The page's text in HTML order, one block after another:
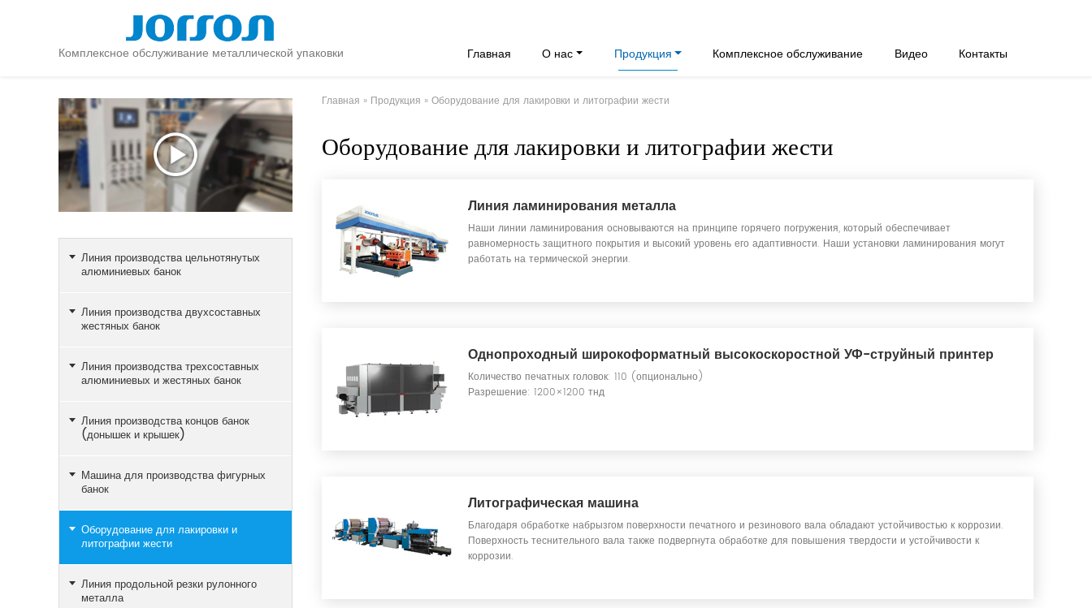
Комплексное обслуживание металлической упаковки Главная О нас Продукция Комплексное обслуживание Видео Контакты
Линия производства цельнотянутых
алюминиевых банок
Линия производства двухсоставных
жестяных банок
Линия производства трехсоставных
алюминиевых и жестяных банок
Линия производства концов банок
(донышек и крышек)
Машина для производства фигурных
банок
Оборудование для лакировки и
литографии жести
Линия продольной резки рулонного
металла
Главная » Продукция » Оборудование для лакировки и литографии жести
Оборудование для лакировки и литографии жести
Линия ламинирования металла
Наши линии ламинирования основываются на принципе горячего погружения, который обеспечивает
равномерность защитного покрытия и высокий уровень его адаптивности. Наши установки ламинирования могут
работать на термической энергии.
Однопроходный широкоформатный высокоскоростной УФ-струйный принтер
Количество печатных головок: 110 (опционально)
Разрешение: 1200×1200 тнд
Литографическая машина
Благодаря обработке набрызгом поверхности печатного и резинового вала обладают устойчивостью к коррозии.
Поверхность теснительного вала также подвергнута обработке для повышения твердости и устойчивости к
коррозии.